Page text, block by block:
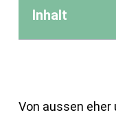
Inhalt
Von aussen eher